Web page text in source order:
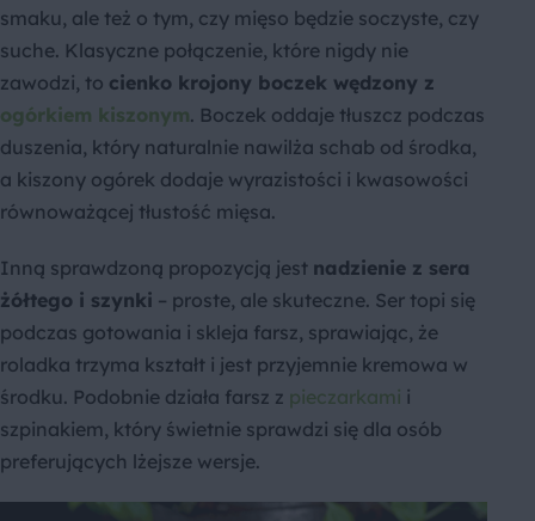
smaku, ale też o tym, czy mięso będzie soczyste, czy
suche. Klasyczne połączenie, które nigdy nie
zawodzi, to cienko krojony boczek wędzony z
ogórkiem kiszonym. Boczek oddaje tłuszcz podczas
duszenia, który naturalnie nawilża schab od środka,
a kiszony ogórek dodaje wyrazistości i kwasowości
równoważącej tłustość mięsa.
Inną sprawdzoną propozycją jest nadzienie z sera
żółtego i szynki – proste, ale skuteczne. Ser topi się
podczas gotowania i skleja farsz, sprawiając, że
roladka trzyma kształt i jest przyjemnie kremowa w
środku. Podobnie działa farsz z pieczarkami i
szpinakiem, który świetnie sprawdzi się dla osób
preferujących lżejsze wersje.